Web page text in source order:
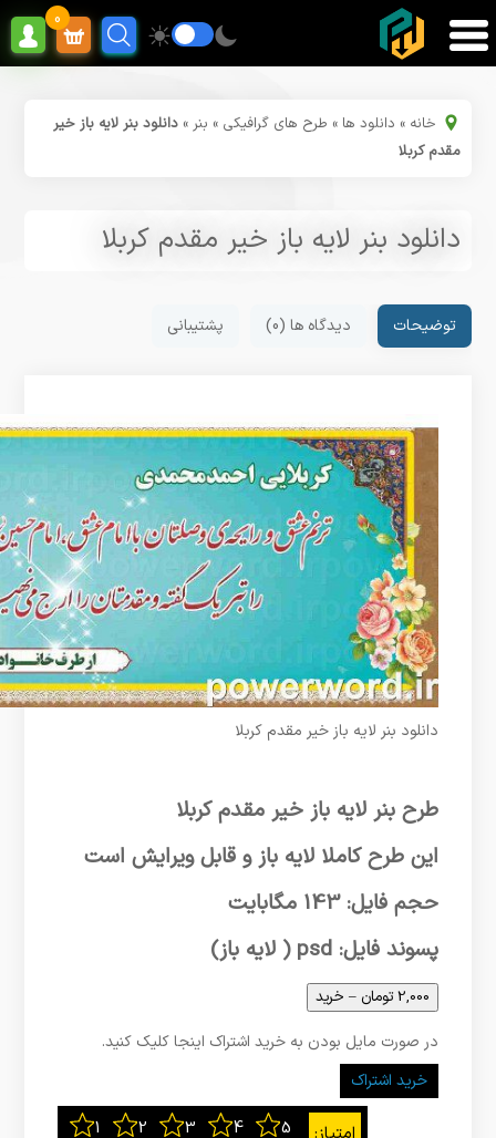
0
خانه » دانلود ها » طرح های گرافیکی » بنر »دانلود بنر لایه باز خیر
مقدم کربلا
دانلود بنر لایه باز خیر مقدم کربلا
توضیحات دیدگاه ها (0) پشتیبانی
دانلود بنر لایه باز خیر مقدم کربلا
طرح بنر لایه باز خیر مقدم کربلا
این طرح کاملا لایه باز و قابل ویرایش است
حجم فایل: 143 مگابایت
پسوند فایل: psd ( لایه باز)
2,000 تومان – خرید
در صورت مایل بودن به خرید اشتراک اینجا کلیک کنید.
خرید اشتراک